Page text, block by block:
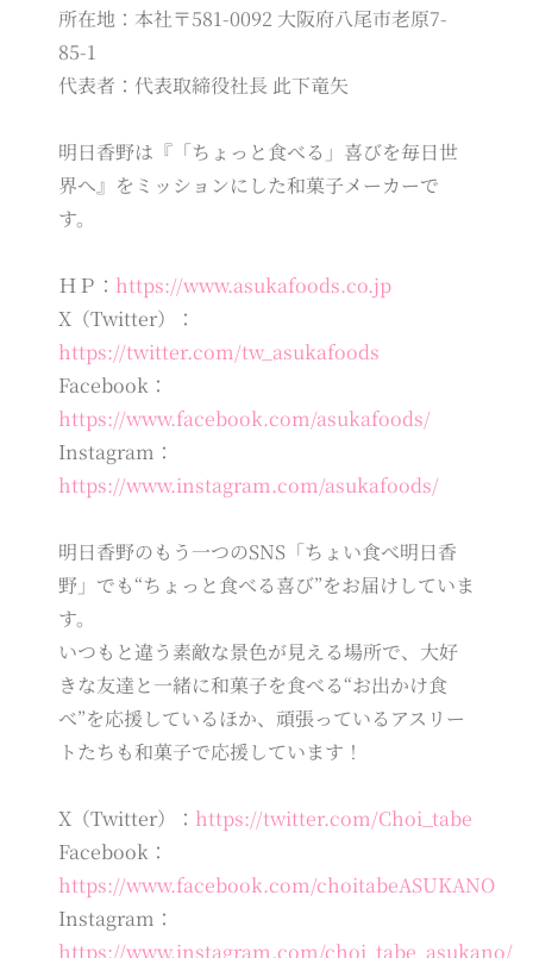
所在地：本社〒581-0092 大阪府八尾市老原7-
85-1
代表者：代表取締役社長 此下竜矢
明日香野は『「ちょっと食べる」喜びを毎日世
界へ』をミッションにした和菓子メーカーで
す。
ＨＰ： https://www.asukafoods.co.jp
X（Twitter）：
https://twitter.com/tw_asukafoods
Facebook：
https://www.facebook.com/asukafoods/
Instagram：
https://www.instagram.com/asukafoods/
明日香野のもう一つのSNS「ちょい食べ明日香
野」でも“ちょっと食べる喜び”をお届けしていま
す。
いつもと違う素敵な景色が見える場所で、大好
きな友達と一緒に和菓子を食べる“お出かけ食
べ”を応援しているほか、頑張っているアスリー
トたちも和菓子で応援しています！
X（Twitter）： https://twitter.com/Choi_tabe
Facebook：
https://www.facebook.com/choitabeASUKANO
Instagram：
https://www.instagram.com/choi_tabe_asukano/